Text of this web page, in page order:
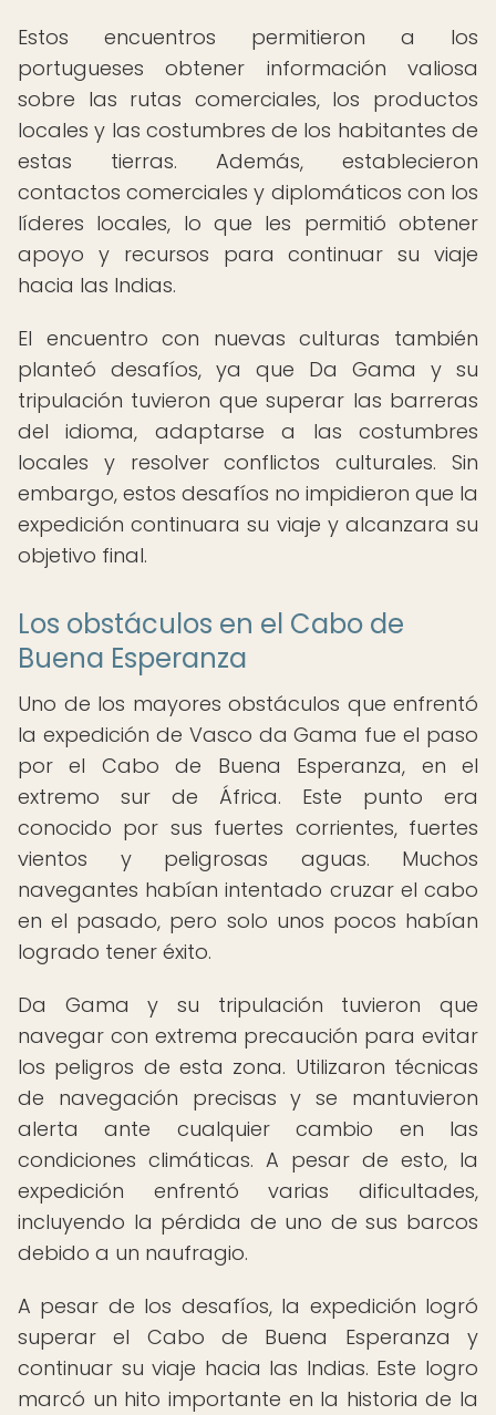
Estos encuentros permitieron a los
portugueses obtener información valiosa
sobre las rutas comerciales, los productos
locales y las costumbres de los habitantes de
estas tierras. Además, establecieron
contactos comerciales y diplomáticos con los
líderes locales, lo que les permitió obtener
apoyo y recursos para continuar su viaje
hacia las Indias.
El encuentro con nuevas culturas también
planteó desafíos, ya que Da Gama y su
tripulación tuvieron que superar las barreras
del idioma, adaptarse a las costumbres
locales y resolver conflictos culturales. Sin
embargo, estos desafíos no impidieron que la
expedición continuara su viaje y alcanzara su
objetivo final.
Los obstáculos en el Cabo de
Buena Esperanza
Uno de los mayores obstáculos que enfrentó
la expedición de Vasco da Gama fue el paso
por el Cabo de Buena Esperanza, en el
extremo sur de África. Este punto era
conocido por sus fuertes corrientes, fuertes
vientos y peligrosas aguas. Muchos
navegantes habían intentado cruzar el cabo
en el pasado, pero solo unos pocos habían
logrado tener éxito.
Da Gama y su tripulación tuvieron que
navegar con extrema precaución para evitar
los peligros de esta zona. Utilizaron técnicas
de navegación precisas y se mantuvieron
alerta ante cualquier cambio en las
condiciones climáticas. A pesar de esto, la
expedición enfrentó varias dificultades,
incluyendo la pérdida de uno de sus barcos
debido a un naufragio.
A pesar de los desafíos, la expedición logró
superar el Cabo de Buena Esperanza y
continuar su viaje hacia las Indias. Este logro
marcó un hito importante en la historia de la